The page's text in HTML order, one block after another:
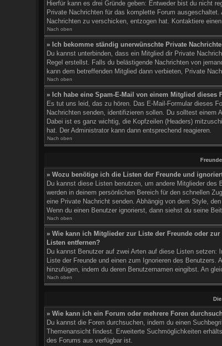
Hierfür kann es drei Gründe geben: Entweder bist du nicht
Private Nachrichten für das komplette Forum
Nachrichten zu verschicken, entzogen hat. Kontaktiere
Nach oben
» Ich bekomme ständig unerwünschte Private
Du kannst unterbinden, dass ein Mitglied dir Private
Regel erstellst. Falls du belästigende Nachrichten von
kann dem betreffenden Mitglied dann verbieten, Private
Nach oben
» Ich habe eine Spam-E-Mail von einem Mitglied dieses
Es tut uns leid, das zu hören. Das E-Mail-Formular dieses
Nachrichten senden, identifizieren sollen. Du solltest
Dabei ist es ganz wichtig, die Kopfzeilen (Headers)
hat. Der Administrator kann dann entsprechend reagieren.
Nach oben
» Wozu benötige ich die Listen der Freunde und
Du kannst diese Listen benutzen, um andere Mitglieder
werden in deinem persönlichen Bereich für den schnellen
eine Private Nachricht senden. Abhängig von dem Style,
Wenn du einen Benutzer ignorierst, dann siehst du seine
Nach oben
» Wie kann ich Mitglieder zur Liste der Freunde oder
Listen entfernen?
Du kannst Benutzer auf zwei Arten auf diese Listen
Liste der Freunde und einen zum Ignorieren des
hinzufügen, indem du deren Benutzernamen eingibst. An
Nach oben
» Wie kann ich ein Forum oder mehrere Foren
Du kannst die Foren durchsuchen, indem du einen
Themenansicht findest. Erweiterte Suchmöglichkeiten
des Forums aus verfügbar ist.